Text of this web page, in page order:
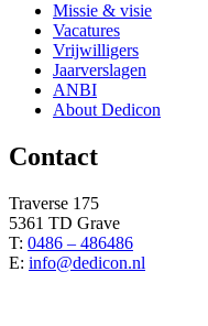
Missie & visie
Vacatures
Vrijwilligers
Jaarverslagen
ANBI
About Dedicon
Contact
Traverse 175
5361 TD Grave
T: 0486 – 486486
E: info@dedicon.nl